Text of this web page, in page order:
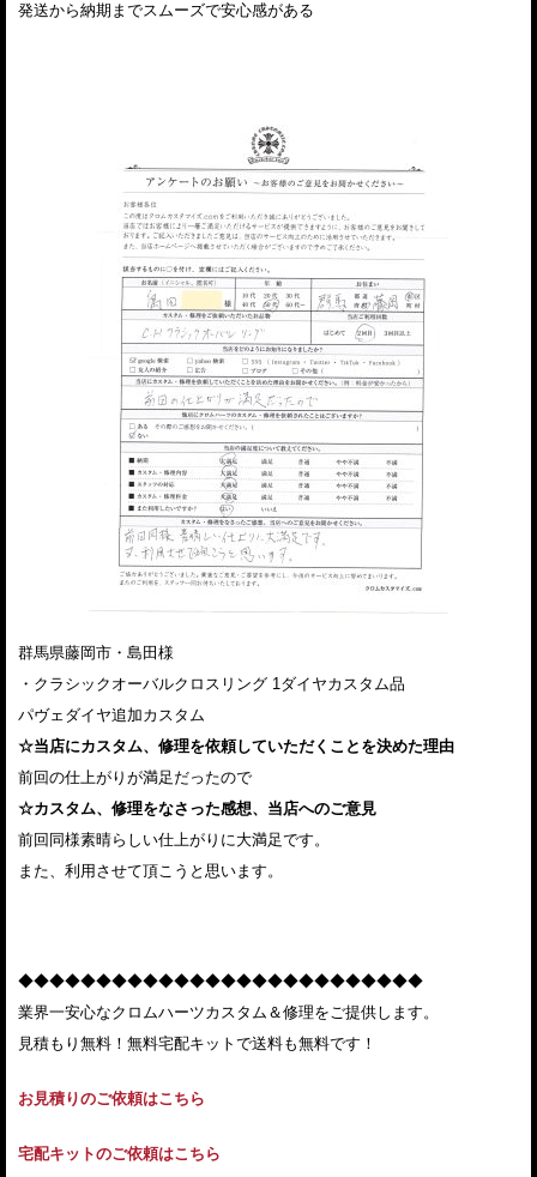
発送から納期までスムーズで安心感がある
群馬県藤岡市・島田様
・クラシックオーバルクロスリング 1ダイヤカスタム品
パヴェダイヤ追加カスタム
☆当店にカスタム、修理を依頼していただくことを決めた理由
前回の仕上がりが満足だったので
☆カスタム、修理をなさった感想、当店へのご意見
前回同様素晴らしい仕上がりに大満足です。
また、利用させて頂こうと思います。
◆◆◆◆◆◆◆◆◆◆◆◆◆◆◆◆◆◆◆◆◆◆◆◆◆◆
業界一安心なクロムハーツカスタム＆修理をご提供します。
見積もり無料！無料宅配キットで送料も無料です！
お見積りのご依頼はこちら
宅配キットのご依頼はこちら